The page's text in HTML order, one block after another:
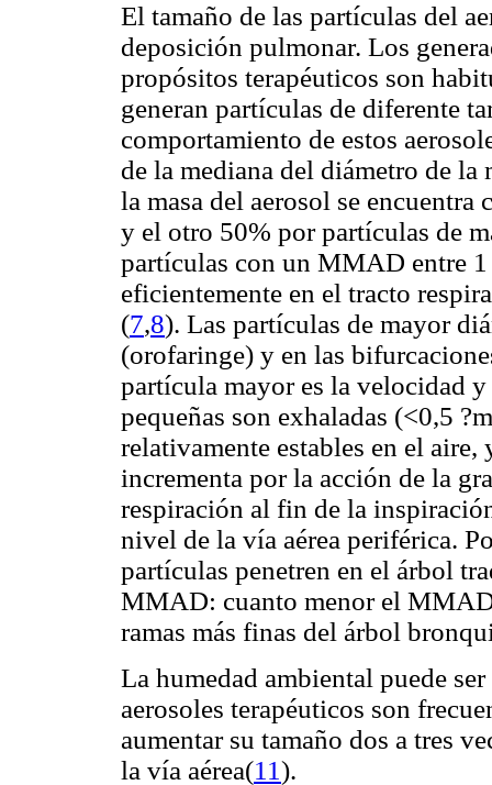
El tamaño de las partículas del
deposición pulmonar. Los
propósitos terapéuticos son
generan partículas de diferente
comportamiento de estos
de la mediana del diámetro de
la masa del aerosol se
y el otro 50% por partículas de
partículas con un MMAD entre 1
eficientemente en el tracto
(7,8). Las partículas de mayor
(orofaringe) y en las
partícula mayor es la velocidad
pequeñas son exhaladas (<0,5
relativamente estables en el
incrementa por la acción de la
respiración al fin de la
nivel de la vía aérea periférica.
partículas penetren en el árbol
MMAD: cuanto menor el
ramas más finas del árbol
La humedad ambiental puede
aerosoles terapéuticos son
aumentar su tamaño dos a tres
la vía aérea(11).